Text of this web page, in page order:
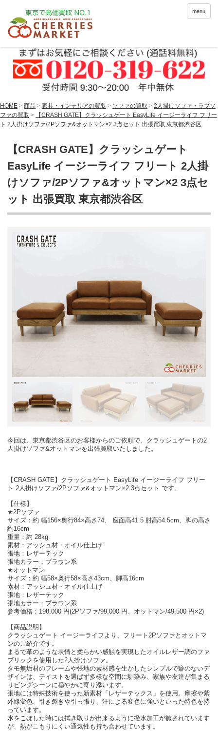
menu
HOME > 商品 > 家具・インテリアの買取 > ソファの買取 > 2人掛けソファ・ラブソ
ファの買取 >
【CRASH GATE】クラッシュゲート EasyLife イージーライフ フリー
ト 2人掛けソファ/2Pソファ&オットマン×2 3点セット 出張買取 東京都渋谷区
【CRASH GATE】クラッシュゲート
EasyLife イージーライフ フリート 2人掛
けソファ/2Pソファ&オットマン×2 3点セ
ット 出張買取 東京都渋谷区
今回は、東京都渋谷区のお客様からのご依頼で、クラッシュゲートの2
人掛けソファ&オットマンを出張買取いたしました。
【CRASH GATE】クラッシュゲート EasyLife イージーライフ フリー
ト 2人掛けソファ/2Pソファ&オットマン×2 3点セット です。
【仕様】
★2Pソファ
サイズ：約 幅156×奥行84×高さ74、 座面高41.5 肘高54.5cm、脚の高さ
約16cm
重量：約 28kg
素材：アッシュ材・オイル仕上げ
張地：レザーテック
張地カラー：ブラウン系
★オットマン
サイズ：約 幅58×奥行58×高さ43cm、脚高16cm
素材：アッシュ材・オイル仕上げ
張地：レザーテック
張地カラー：ブラウン系
参考価格：198,000 円(2Pソファ/99,000 円、オットマン/49,500 円×2)
【商品説明】
クラッシュゲート イージーライフより、フリート2Pソファとオットマ
ンのご紹介です。
まるで革のような表情と柔らかい感触を実現したオイルレザー調のファ
ブリックを使用した2人掛けソファ。
タモ無垢材のフレームや張地の素材感を生かしたシンプルで癖のないデ
ザインは、テイストを選ばず多様な空間に馴染み、家族や友達が集まる
リビングシーンに穏やかに寄り添います。
張地には特殊技術を使った新素材「レザーテックス」を使用。摩擦や紫
外線変色、引き裂きや引っ張り、汗による変色に強いといった特色を持
っています。
水をこぼした時には拭き取りが出来るように撥水加工が施されています
が、熱がこもりにくい通気性も持ち合わせています。